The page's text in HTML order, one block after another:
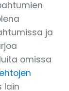
ja
omissa
lain